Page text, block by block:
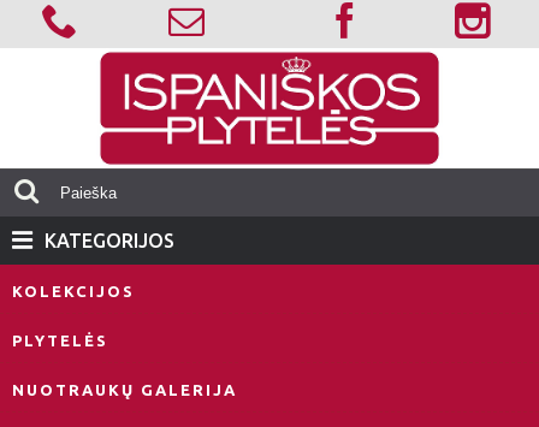
KATEGORIJOS
KOLEKCIJOS
PLYTELĖS
NUOTRAUKŲ GALERIJA